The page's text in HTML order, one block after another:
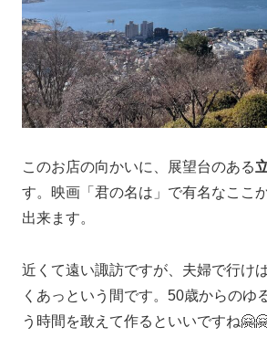
このお店の向かいに、展望台のある
す。映画「君の名は」で有名なここ
出来ます。
近くて遠い諏訪ですが、夫婦で行け
くあっという間です。50歳からのゆ
う時間を敢えて作るといいですね